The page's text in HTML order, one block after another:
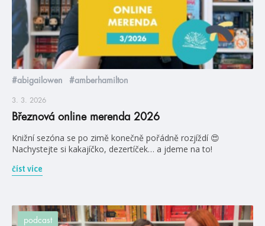
#abigailowen #amberhamilton
3. 3. 2026
Březnová online merenda 2026
Knižní sezóna se po zimě konečně pořádně rozjíždí 😍
Nachystejte si kakajíčko, dezertíček… a jdeme na to!
číst více
podcast